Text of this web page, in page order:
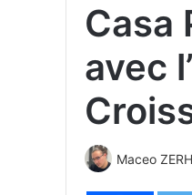
Casa
avec
Maceo